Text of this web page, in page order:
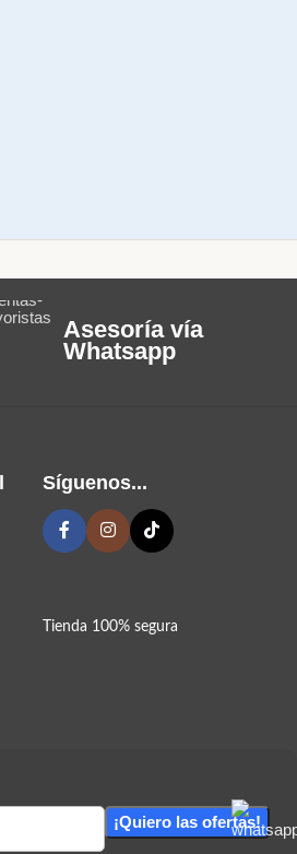
Asesoría vía
Whatsapp
Síguenos...
Tienda 100% segura